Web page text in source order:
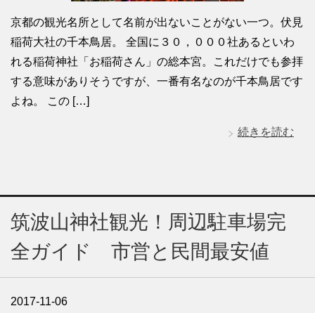
京都の観光名所として名前が出ないことがない一つ。伏見
稲荷大社の千本鳥居。 全国に３０，０００社あるといわ
れる稲荷神社「お稲荷さん」の総本宮。これだけでも参拝
する意味がありそうですが、一番有名なのが千本鳥居です
よね。 この […]
続きを読む
筑波山神社観光！周辺駐車場完
全ガイド 市営と民間最安値
2017-11-06